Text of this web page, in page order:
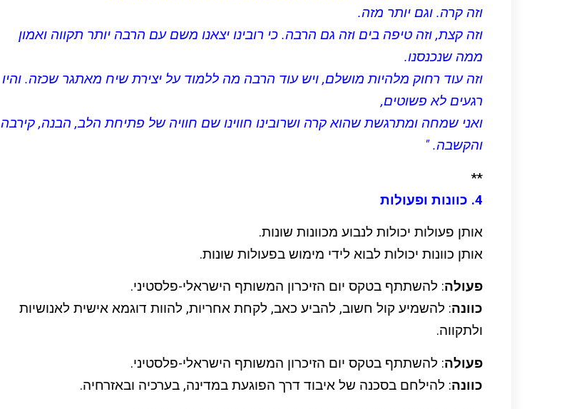
וזה קרה. וגם יותר מזה.
וזה קצת, וזה טיפה בים וזה גם הרבה. כי רובינו יצאנו משם עם הרבה יותר תקווה ואמון
ממה שנכנסנו.
וזה עוד רחוק מלהיות מושלם, ויש עוד הרבה מה ללמוד על יצירת שיח מאתגר שכזה. והיו
רגעים לא פשוטים,
ואני שמחה ומתרגשת שהוא קרה ושרובינו חווינו שם חוויה של פתיחת הלב, הבנה, קירבה
והקשבה. "
**
4. כוונות ופעולות
אותן פעולות יכולות לנבוע מכוונות שונות.
אותן כוונות יכולות לבוא לידי מימוש בפעולות שונות.
פעולה: להשתתף בטקס יום הזיכרון המשותף הישראלי-פלסטיני.
כוונה: להשמיע קול חשוב, להביע כאב, לקחת אחריות, להוות דוגמא אישית לאנושיות
ולתקווה.
פעולה: להשתתף בטקס יום הזיכרון המשותף הישראלי-פלסטיני.
כוונה: להילחם בסכנה של איבוד דרך הפוגעת במדינה, בערכיה ובאזרחיה.